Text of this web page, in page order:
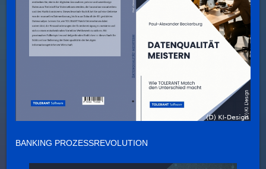
BANKING PROZESSREVOLUTION